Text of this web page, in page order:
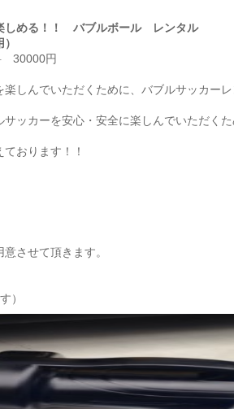
しめる！！ バブルボール レンタル
30000円
しんでいただくために、バブルサッカーレ
ッカーを安心・安全に楽しんでいただく
おります！！
させて頂きます。
）